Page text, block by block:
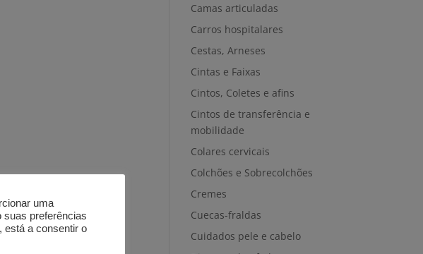
Camas articuladas
Carros hospitalares
Cestas, Arneses
Cintas e Faixas
Cintos, Coletes e afins
Cintos de transferência e
mobilidade
Colares cervicais
Colchões e Sobrecolchões
Cremes
Cuecas-fraldas
Cuidados pele e cabelo
uma
suas preferências
está a consentir o